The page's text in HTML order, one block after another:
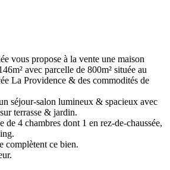
vous propose à la vente une maison
avec parcelle de 800m² située au
La Providence & des commodités de
séjour-salon lumineux & spacieux avec
terrasse & jardin.
de 4 chambres dont 1 en rez-de-chaussée,
complètent ce bien.